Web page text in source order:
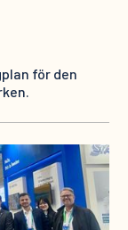
för den